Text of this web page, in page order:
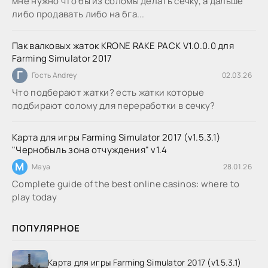
либо продавать либо на бга...
Пак валковых жаток KRONE RAKE PACK V1.0.0.0 для
Farming Simulator 2017
Г Гость Andrey 02.03.26
Что подберают жатки? есть жатки которые
подбирают солому для переработки в сечку?
Карта для игры Farming Simulator 2017 (v1.5.3.1)
"Чернобыль зона отчуждения" v1.4
M Maya 28.01.26
Complete guide of the best online casinos: where to
play today
ПОПУЛЯРНОЕ
Карта для игры Farming Simulator 2017 (v1.5.3.1)